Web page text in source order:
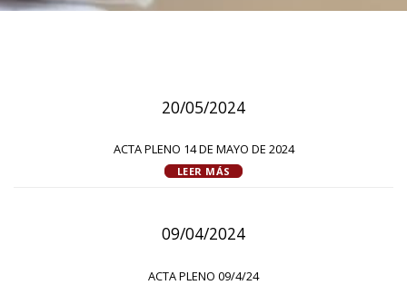
20/05/2024
ACTA PLENO 14 DE MAYO DE 2024
LEER MÁS
09/04/2024
ACTA PLENO 09/4/24